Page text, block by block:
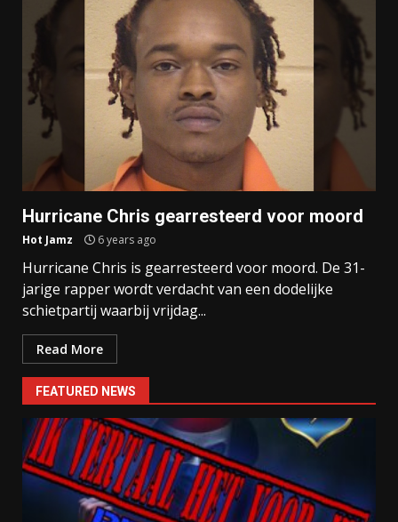
Hurricane Chris gearresteerd voor moord
Hot Jamz 6 years ago
Hurricane Chris is gearresteerd voor moord. De 31-
jarige rapper wordt verdacht van een dodelijke
schietpartij waarbij vrijdag...
Read More
FEATURED NEWS